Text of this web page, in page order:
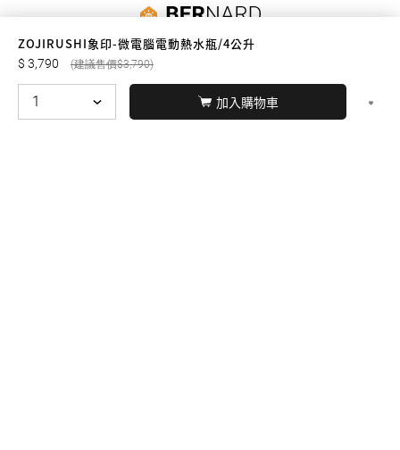
ZOJIRUSHI象印-微電腦電動熱水瓶/4公升
3,790 3,790
加入購物車
友誠購物
© BERNARD 2021 WEBDESIGN